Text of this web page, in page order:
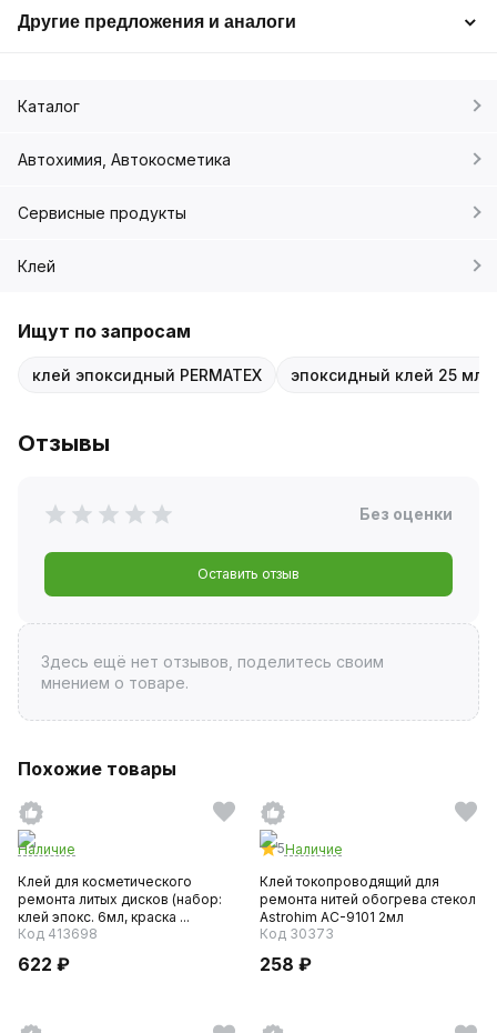
Другие предложения и аналоги
Каталог
Автохимия, Автокосметика
Сервисные продукты
Клей
Ищут по запросам
клей эпоксидный PERMATEX эпоксидный клей 25 мл
Отзывы
Без оценки
Оставить отзыв
Здесь ещё нет отзывов, поделитесь своим
мнением о товаре.
Похожие товары
Наличие
Клей для косметического
ремонта литых дисков (набор:
клей эпокс. 6мл, краска ...
Код 413698
622 ₽
5Наличие
Клей токопроводящий для
ремонта нитей обогрева стекол
Astrohim AC-9101 2мл
Код 30373
258 ₽